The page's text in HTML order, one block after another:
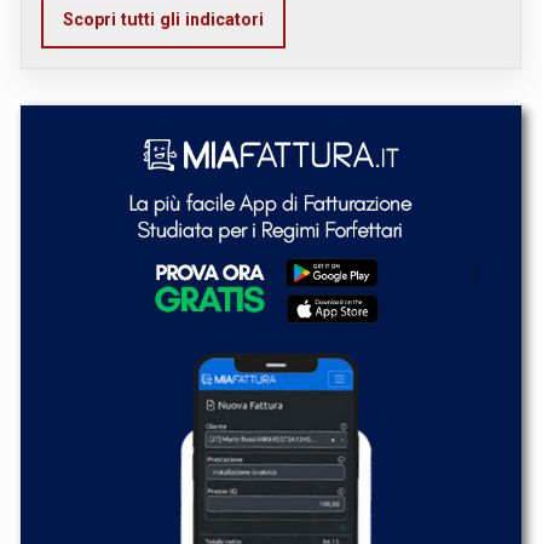
Scopri tutti gli indicatori